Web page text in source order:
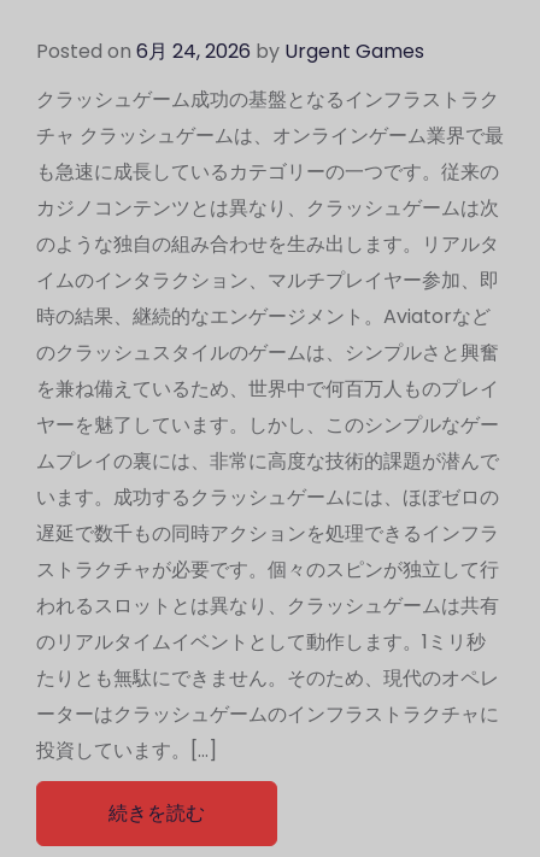
Posted on 6月 24, 2026 by Urgent Games
クラッシュゲーム成功の基盤となるインフラストラク
チャ クラッシュゲームは、オンラインゲーム業界で最
も急速に成長しているカテゴリーの一つです。従来の
カジノコンテンツとは異なり、クラッシュゲームは次
のような独自の組み合わせを生み出します。リアルタ
イムのインタラクション、マルチプレイヤー参加、即
時の結果、継続的なエンゲージメント。Aviatorなど
のクラッシュスタイルのゲームは、シンプルさと興奮
を兼ね備えているため、世界中で何百万人ものプレイ
ヤーを魅了しています。しかし、このシンプルなゲー
ムプレイの裏には、非常に高度な技術的課題が潜んで
います。成功するクラッシュゲームには、ほぼゼロの
遅延で数千もの同時アクションを処理できるインフラ
ストラクチャが必要です。個々のスピンが独立して行
われるスロットとは異なり、クラッシュゲームは共有
のリアルタイムイベントとして動作します。1ミリ秒
たりとも無駄にできません。そのため、現代のオペレ
ーターはクラッシュゲームのインフラストラクチャに
投資しています。[…]
続きを読む